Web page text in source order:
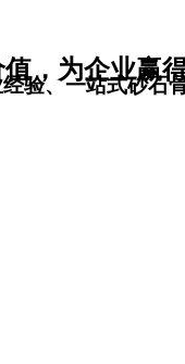
，为企业赢
验、一站式砂石